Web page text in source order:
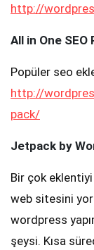
http://
All in One SEO
Popüler seo
http://
pack/
Jetpack by
Bir çok
web sitesini
wordpress
şeysi. Kısa